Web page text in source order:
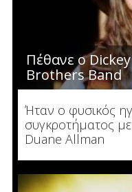
Πέθανε ο
Brothers Band
Ήταν ο φυσικός
συγκροτήματος
Duane Allman